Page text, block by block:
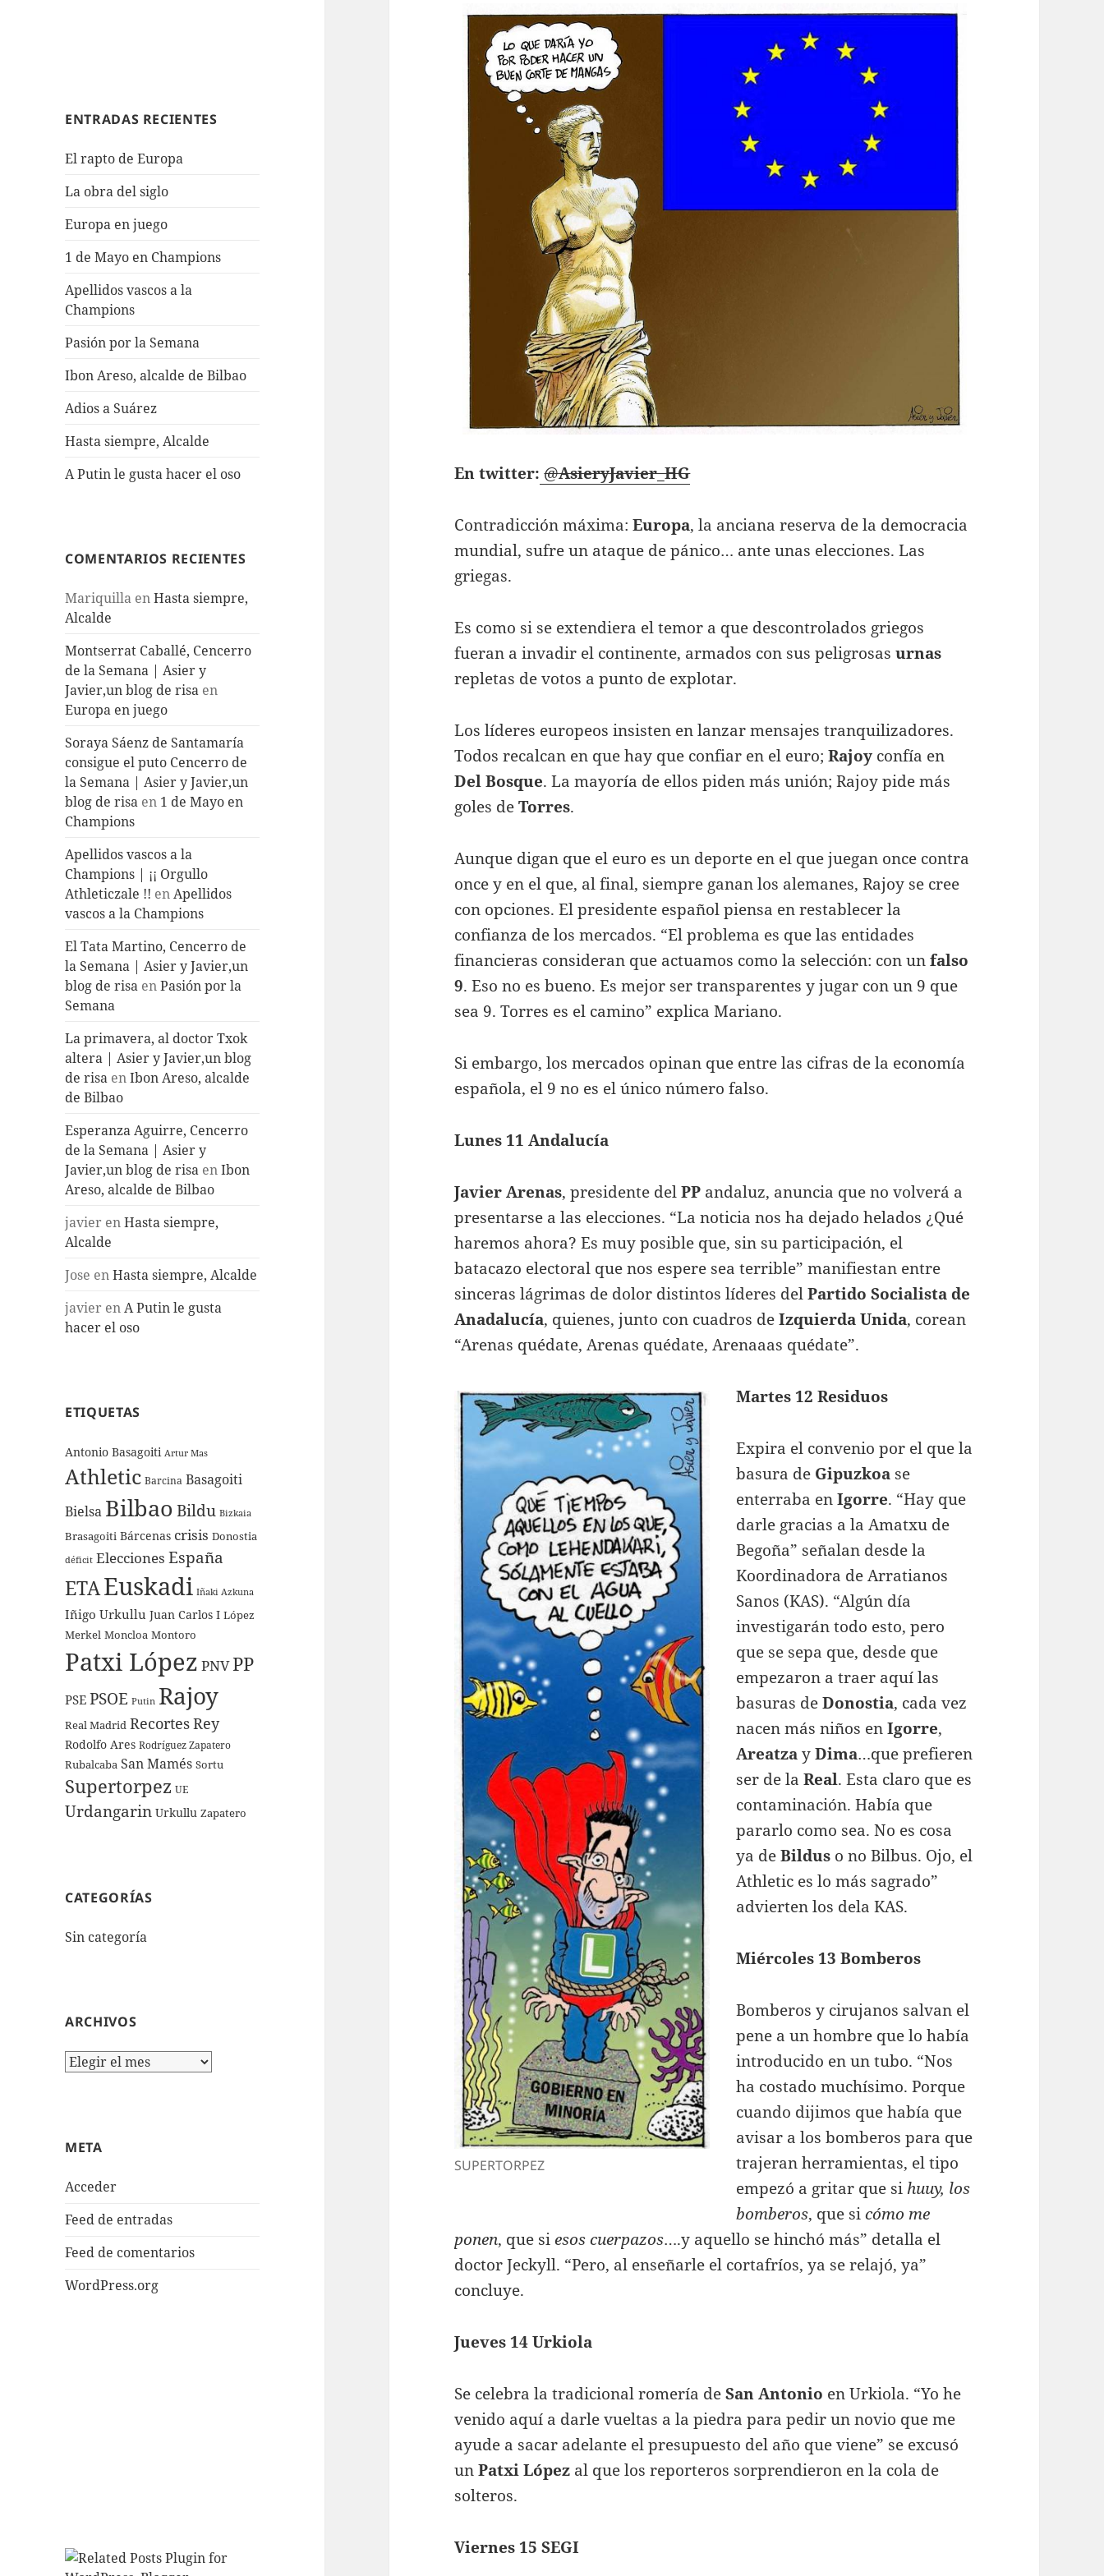
ENTRADAS RECIENTES
El rapto de Europa
La obra del siglo
Europa en juego
1 de Mayo en Champions
Apellidos vascos a la
Champions
Pasión por la Semana
Ibon Areso, alcalde de Bilbao
Adios a Suárez
Hasta siempre, Alcalde
A Putin le gusta hacer el oso
COMENTARIOS RECIENTES
Mariquilla enHasta siempre,
Alcalde
Montserrat Caballé, Cencerro
de la Semana | Asier y
Javier,un blog de risa en
Europa en juego
Soraya Sáenz de Santamaría
consigue el puto Cencerro de
la Semana | Asier y Javier,un
blog de risa en 1 de Mayo en
Champions
Apellidos vascos a la
Champions | ¡¡ Orgullo
Athleticzale !! enApellidos
vascos a la Champions
El Tata Martino, Cencerro de
la Semana | Asier y Javier,un
blog de risa enPasión por la
Semana
La primavera, al doctor Txok
altera | Asier y Javier,un blog
de risa enIbon Areso, alcalde
de Bilbao
Esperanza Aguirre, Cencerro
de la Semana | Asier y
Javier,un blog de risa enIbon
Areso, alcalde de Bilbao
javier enHasta siempre,
Alcalde
Jose enHasta siempre, Alcalde
javier enA Putin le gusta
hacer el oso
ETIQUETAS
Antonio Basagoiti Artur Mas
Athletic Barcina Basagoiti
Bielsa Bilbao Bildu Bizkaia
Brasagoiti Bárcenas crisis Donostia
déficit Elecciones España
ETAEuskadi Iñaki Azkuna
Iñigo Urkullu Juan Carlos I López
Merkel Moncloa Montoro
Patxi López PNVPP
PSE PSOE Putin Rajoy
Real Madrid RecortesRey
Rodolfo Ares Rodríguez Zapatero
Rubalcaba San Mamés Sortu
Supertorpez UE
Urdangarin Urkullu Zapatero
CATEGORÍAS
Sin categoría
ARCHIVOS
Archivos
META
Acceder
Feed de entradas
Feed de comentarios
WordPress.org
En twitter: ‏@AsieryJavier_HG
Contradicción máxima:Europa, la anciana reserva de la democracia
mundial, sufre un ataque de pánico… ante unas elecciones. Las
griegas.
Es como si se extendiera el temor a que descontrolados griegos
fueran a invadir el continente, armados con sus peligrosasurnas
repletas de votos a punto de explotar.
Los líderes europeos insisten en lanzar mensajes tranquilizadores.
Todos recalcan en que hay que confiar en el euro;Rajoy confía en
Del Bosque. La mayoría de ellos piden más unión; Rajoy pide más
goles deTorres.
Aunque digan que el euro es un deporte en el que juegan once contra
once y en el que, al final, siempre ganan los alemanes, Rajoy se cree
con opciones. El presidente español piensa en restablecer la
confianza de los mercados. “El problema es que las entidades
financieras consideran que actuamos como la selección: con unfalso
9. Eso no es bueno. Es mejor ser transparentes y jugar con un 9 que
sea 9. Torres es el camino” explica Mariano.
Si embargo, los mercados opinan que entre las cifras de la economía
española, el 9 no es el único número falso.
Lunes 11 Andalucía
Javier Arenas, presidente delPP andaluz, anuncia que no volverá a
presentarse a las elecciones. “La noticia nos ha dejado helados ¿Qué
haremos ahora? Es muy posible que, sin su participación, el
batacazo electoral que nos espere sea terrible” manifiestan entre
sinceras lágrimas de dolor distintos líderes delPartido Socialista de
Anadalucía, quienes, junto con cuadros deIzquierda Unida, corean
“Arenas quédate, Arenas quédate, Arenaaas quédate”.
SUPERTORPEZ
Martes 12 Residuos
Expira el convenio por el que la
basura de Gipuzkoa se
enterraba enIgorre. “Hay que
darle gracias a la Amatxu de
Begoña” señalan desde la
Koordinadora de Arratianos
Sanos (KAS). “Algún día
investigarán todo esto, pero
que se sepa que, desde que
empezaron a traer aquí las
basuras deDonostia, cada vez
nacen más niños enIgorre,
AreatzayDima…que prefieren
ser de laReal. Esta claro que es
contaminación. Había que
pararlo como sea. No es cosa
ya deBildus o no Bilbus. Ojo, el
Athletic es lo más sagrado”
advierten los dela KAS.
Miércoles 13 Bomberos
Bomberos y cirujanos salvan el
pene a un hombre que lo había
introducido en un tubo. “Nos
ha costado muchísimo. Porque
cuando dijimos que había que
avisar a los bomberos para que
trajeran herramientas, el tipo
empezó a gritar que si huuy, los
bomberos, que sicómo me
ponen, que siesos cuerpazos….y aquello se hinchó más” detalla el
doctor Jeckyll. “Pero, al enseñarle el cortafríos, ya se relajó, ya”
concluye.
Jueves 14 Urkiola
Se celebra la tradicional romería deSan Antonio en Urkiola. “Yo he
venido aquí a darle vueltas a la piedra para pedir un novio que me
ayude a sacar adelante el presupuesto del año que viene” se excusó
unPatxi López al que los reporteros sorprendieron en la cola de
solteros.
Viernes 15 SEGI